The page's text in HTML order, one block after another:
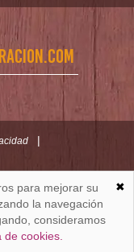
|
nº 5 -3º
✖
para mejorar su
la navegación
consideramos
de cookies.